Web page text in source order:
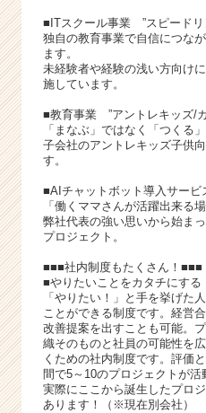
■ITスクール事業 ”スピードリ
独自の教育事業で自信につな
ます。
未経験者や経験の浅い方向け
施しています。
■教育事業 ”アントレキッズ/
「まなぶ」ではなく「つくる
子会社のアントレキッズ子供
す。
■AIチャットボット導入サー
「働くママさんが活躍出来る
弊社代表の強い思いから始ま
プロジェクト。
■■■社内制度もたくさん！■■■
■やりたいことをカタチにする
「やりたい！」と手を挙げた
ことができる制度です。経営
改善提案を出すことも可能。
織そのものと社員の可能性を
くための社内制度です。評価
間で5～10のプロジェクトが活
実際にここから誕生したプロ
あります！（※現在別会社）